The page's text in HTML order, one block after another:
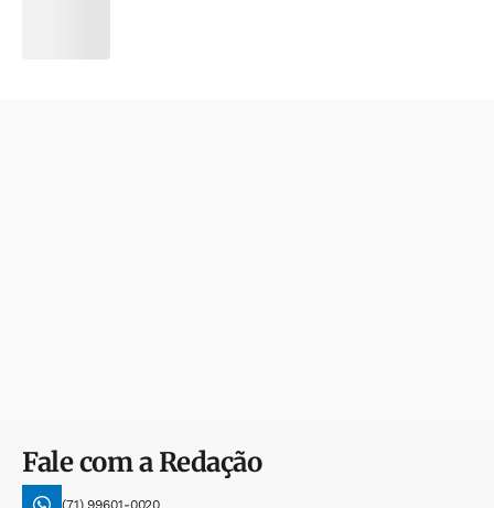
Fale com a Redação
(71) 99601-0020